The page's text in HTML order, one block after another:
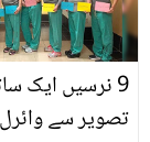
9 نرسیں ایک
تصویر سے